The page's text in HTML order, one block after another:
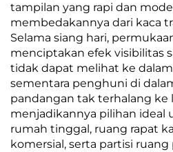
tampilan yang rapi dan
membedakannya dari kaca
Selama siang hari,
menciptakan efek visibilitas
tidak dapat melihat ke
sementara penghuni di
pandangan tak terhalang ke
menjadikannya pilihan ideal
rumah tinggal, ruang rapat
komersial, serta partisi